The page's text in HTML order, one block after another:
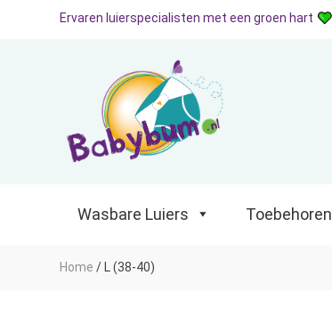
Wasbare Luiers Toebehoren
Ervaren luierspecialisten met een groen hart
Wasbare Luiers Toebehoren
Home / L (38-40)